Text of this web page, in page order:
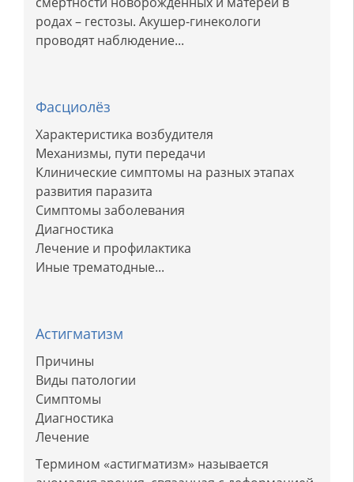
родах – гестозы. Акушер-гинекологи
проводят наблюдение...
Фасциолёз
Характеристика возбудителя
Механизмы, пути передачи
Клинические симптомы на разных этапах
развития паразита
Симптомы заболевания
Диагностика
Лечение и профилактика
Иные трематодные...
Астигматизм
Причины
Виды патологии
Симптомы
Диагностика
Лечение
Термином «астигматизм» называется